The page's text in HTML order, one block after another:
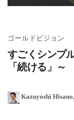
ゴールドビジョン
すごくシンプ
「続ける」～
Kazuyoshi Hisano